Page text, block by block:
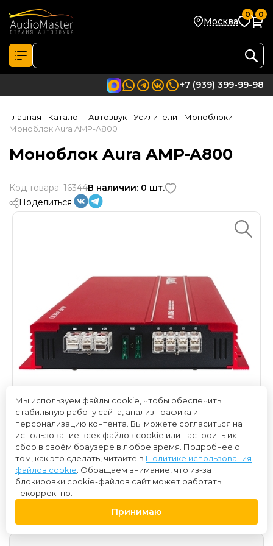
Москва
0 0
+7 (939) 399-99-98
Главная - Каталог- Автозвук- Усилители - Моноблоки -
Моноблок Aura AMP-A800
Моноблок Aura AMP-A800
Код товара: 16344В наличии: 0 шт.
Поделиться:
5 700 ₽
Мы используем файлы cookie, чтобы обеспечить
стабильную работу сайта, анализ трафика и
персонализацию контента. Вы можете согласиться на
использование всех файлов cookie или настроить их
сбор в своём браузере в любое время. Подробнее о
том, как это сделать, читайте в Политике использования
файлов cookie . Обращаем внимание, что из-за
блокировки cookie-файлов сайт может работать
некорректно.
Принимаю